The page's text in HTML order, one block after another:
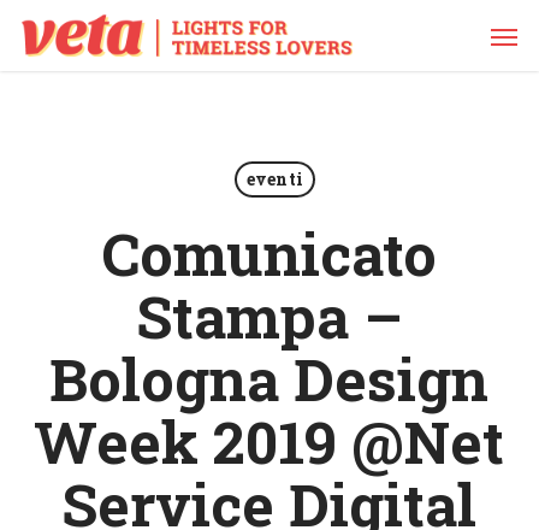
main
eventi
Comunicato
Stampa –
Bologna Design
Week 2019 @Net
Service Digital